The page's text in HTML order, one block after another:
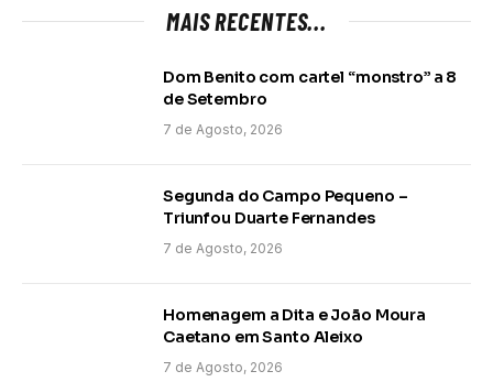
MAIS RECENTES...
Dom Benito com cartel “monstro” a 8
de Setembro
7 de Agosto, 2026
Segunda do Campo Pequeno –
Triunfou Duarte Fernandes
7 de Agosto, 2026
Homenagem a Dita e João Moura
Caetano em Santo Aleixo
7 de Agosto, 2026